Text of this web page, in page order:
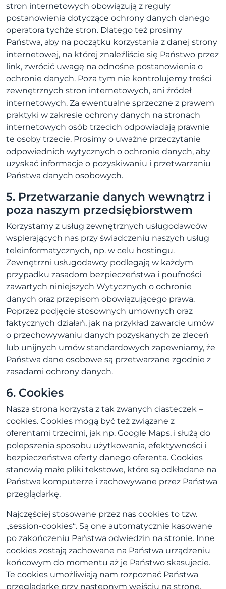
stron internetowych obowiązują z reguły
postanowienia dotyczące ochrony danych danego
operatora tychże stron. Dlatego też prosimy
Państwa, aby na początku korzystania z danej strony
internetowej, na której znaleźliście się Państwo przez
link, zwrócić uwagę na odnośne postanowienia o
ochronie danych. Poza tym nie kontrolujemy treści
zewnętrznych stron internetowych, ani źródeł
internetowych. Za ewentualne sprzeczne z prawem
praktyki w zakresie ochrony danych na stronach
internetowych osób trzecich odpowiadają prawnie
te osoby trzecie. Prosimy o uważne przeczytanie
odpowiednich wytycznych o ochronie danych, aby
uzyskać informacje o pozyskiwaniu i przetwarzaniu
Państwa danych osobowych.
5. Przetwarzanie danych wewnątrz i
poza naszym przedsiębiorstwem
Korzystamy z usług zewnętrznych usługodawców
wspierających nas przy świadczeniu naszych usług
teleinformatycznych, np. w celu hostingu.
Zewnętrzni usługodawcy podlegają w każdym
przypadku zasadom bezpieczeństwa i poufności
zawartych niniejszych Wytycznych o ochronie
danych oraz przepisom obowiązującego prawa.
Poprzez podjęcie stosownych umownych oraz
faktycznych działań, jak na przykład zawarcie umów
o przechowywaniu danych pozyskanych ze zleceń
lub unijnych umów standardowych zapewniamy, że
Państwa dane osobowe są przetwarzane zgodnie z
zasadami ochrony danych.
6. Cookies
Nasza strona korzysta z tak zwanych ciasteczek –
cookies. Cookies mogą być też związane z
oferentami trzecimi, jak np. Google Maps, i służą do
polepszenia sposobu użytkowania, efektywności i
bezpieczeństwa oferty danego oferenta. Cookies
stanowią małe pliki tekstowe, które są odkładane na
Państwa komputerze i zachowywane przez Państwa
przeglądarkę.
Najczęściej stosowane przez nas cookies to tzw.
„session-cookies“. Są one automatycznie kasowane
po zakończeniu Państwa odwiedzin na stronie. Inne
cookies zostają zachowane na Państwa urządzeniu
końcowym do momentu aż je Państwo skasujecie.
Te cookies umożliwiają nam rozpoznać Państwa
przeglądarkę przy następnym wejściu na stronę.